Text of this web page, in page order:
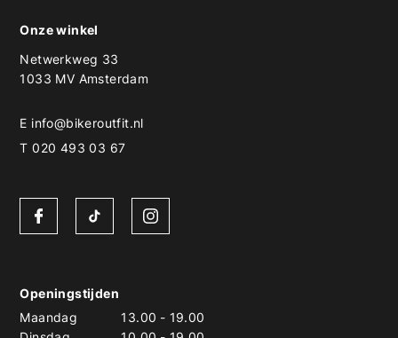
Onze winkel
Netwerkweg 33
1033 MV Amsterdam
E info@bikeroutfit.nl
T 020 493 03 67
Openingstijden
Maandag
13.00 - 19.00